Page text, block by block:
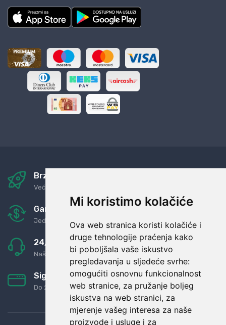
Mi koristimo kolačiće
Ova web stranica koristi kolačiće i
druge tehnologije praćenja kako
bi poboljšala vaše iskustvo
pregledavanja u sljedeće svrhe:
omogućiti osnovnu funkcionalnost
web stranice, za pružanje boljeg
iskustva na web stranici, za
mjerenje vašeg interesa za naše
proizvode i usluge i za
Brza i sigurna dostava
Već za nekoliko dana kod vas
Garancija u povrat novaca
Jednostavno pravilo: Roba za novac
24/7 odlična podrška
Naši agenti uvijek na raspolaganju
Sigurno obročno plaćanje
Do 24 rata bez kamata